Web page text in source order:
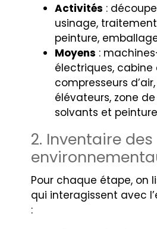
Activités :
usinage,
peinture,
Moyens :
électriques, cabine
compresseurs
élévateurs, zone
solvants et
2. Inventaire
Pour chaque étape, on
qui interagissent avec
: